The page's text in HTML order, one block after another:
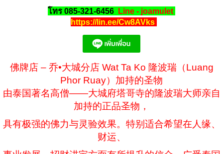
โทร 085-321-6456 Line - joamulet
https://lin.ee/Cw8AVks
佛牌店 – 乔•大城分店 Wat Ta Ko 隆波瑞（Luang
Phor Ruay）加持的圣物
由泰国著名高僧——大城府塔哥寺的隆波瑞大师亲自
加持的正品圣物，
具有极强的佛力与灵验效果。特别适合希望在人缘、
财运、